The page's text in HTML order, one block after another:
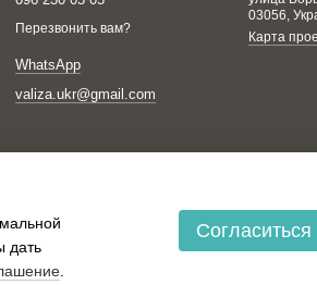
Перезвонить вам?
WhatsApp
valiza.ukr@gmail.com
03056,
Карта
дать
Согласиться